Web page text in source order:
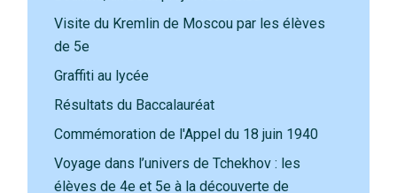
Visite du Kremlin de Moscou par les élèves
de 5e
Graffiti au lycée
Résultats du Baccalauréat
Commémoration de l'Appel du 18 juin 1940
Voyage dans l’univers de Tchekhov : les
élèves de 4e et 5e à la découverte de